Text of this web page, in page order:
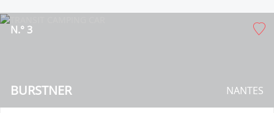
BURSTNER
N.° 3
NANTES